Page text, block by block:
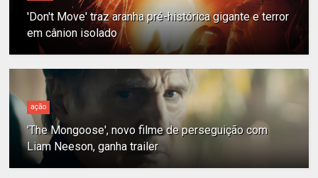
'Don't Move' traz aranha pré-histórica gigante e terror
em cânion isolado
ação
'The Mongoose', novo filme de perseguição com
Liam Neeson, ganha trailer